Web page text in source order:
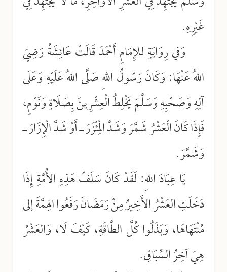
غَيْرِهِ.
وَفي رِوَايَةٍ للإِمَامِ أَحْمَدَ قَالَتْ عَائِشَةُ رَضِيَ
اللهُ عَنْهَا: وَكَانَ رَسُولُ اللهِ صَلَّى اللهُ عَلَيْهِ وَعَلَى
آلِهِ وَصَحْبِهِ وَسَلَّمَ يَخْلِطُ الْعِشْرِينَ بِصَلَاةٍ وَنَوْمٍ،
فَإِذَا كَانَ الْعَشْرُ شَمَّرَ وَشَدَّ الْمِئْزَرَ ـ أَوْ شَدَّ الْإِزَارَ ـ
وَشَمَّرَ.
يَا عِبَادَ اللهِ: لَقَدْ كَانَ سَلَفُ هَذِهِ الأُمَّةِ إِذَا
دَخَلَتِ العَشْرُ الأَخِيرُ مِنْ رَمَضَانَ رَفَعُوا الهِمَّةَ إلى
مُنْتَهَاهَا، وَبَذَلُوا كُلَّ الطَّاقَةِ، كَيْفَ لَا، وَالعَشْرُ
هِيَ آخِرُ السِّبَاقِ.